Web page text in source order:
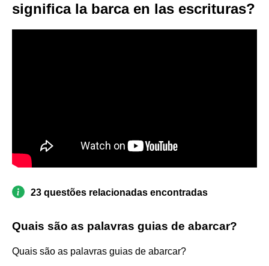
significa la barca en las escrituras?
23 questões relacionadas encontradas
Quais são as palavras guias de abarcar?
Quais são as palavras guias de abarcar?